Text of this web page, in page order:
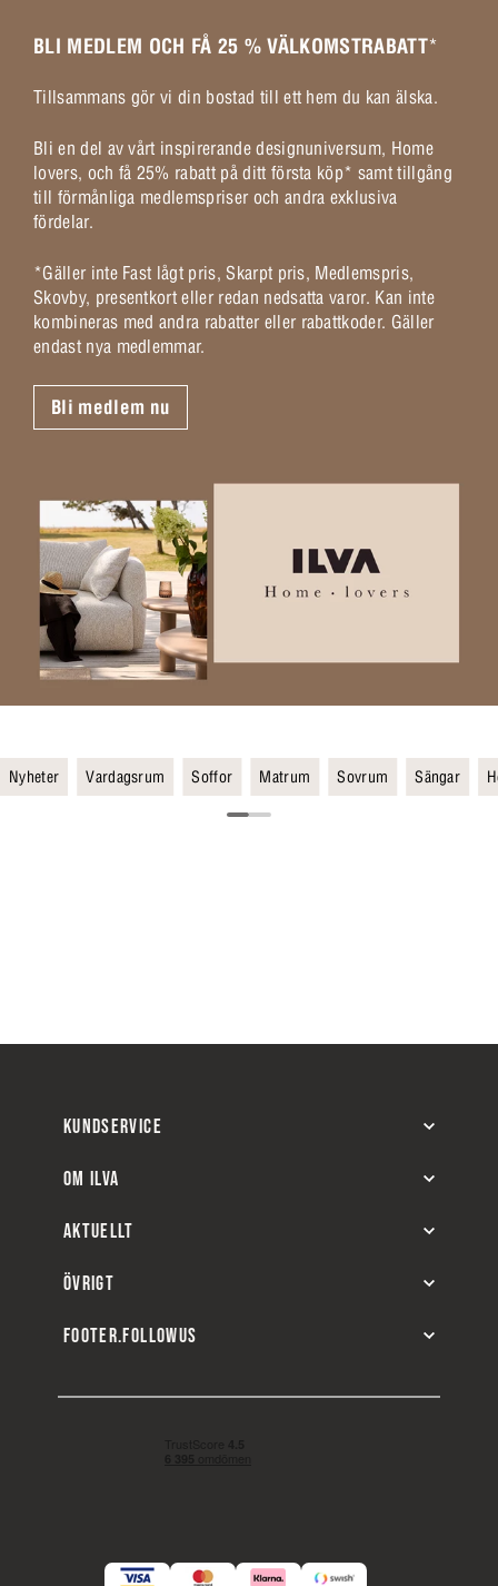
BLI MEDLEM OCH FÅ 25 % VÄLKOMSTRABATT*
Tillsammans gör vi din bostad till ett hem du kan älska.
Bli en del av vårt inspirerande designuniversum, Home
lovers, och få 25% rabatt på ditt första köp* samt tillgång
till förmånliga medlemspriser och andra exklusiva
fördelar.
*Gäller inte Fast lågt pris, Skarpt pris, Medlemspris,
Skovby, presentkort eller redan nedsatta varor. Kan inte
kombineras med andra rabatter eller rabattkoder. Gäller
endast nya medlemmar.
Bli medlem nu
Nyheter Vardagsrum Soffor Matrum Sovrum Sängar
KUNDSERVICE
OM ILVA
AKTUELLT
ÖVRIGT
FOOTER.FOLLOWUS